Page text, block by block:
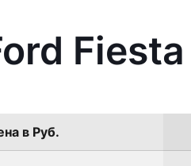
Fiesta
в Руб.